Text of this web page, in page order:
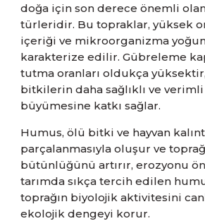
doğa için son derece önemli
türleridir. Bu topraklar, yüksek
içeriği ve mikroorganizma
karakterize edilir. Gübreleme
tutma oranları oldukça
bitkilerin daha sağlıklı ve
büyümesine katkı sağlar.
Humus, ölü bitki ve hayvan
parçalanmasıyla oluşur ve
bütünlüğünü artırır, erozyonu
tarımda sıkça tercih edilen
toprağın biyolojik aktivitesini
ekolojik dengeyi korur.